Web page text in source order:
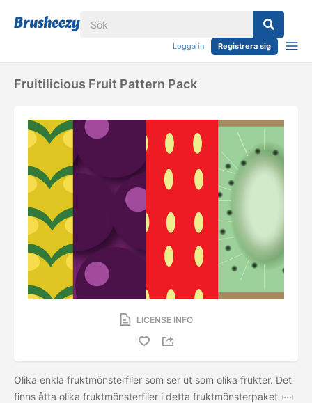
Logga in Registrera sig
Fruitilicious Fruit Pattern Pack
LICENSE INFO
Olika enkla fruktmönsterfiler som ser ut som olika frukter. Det
finns åtta olika fruktmönsterfiler i detta fruktmönsterpaket